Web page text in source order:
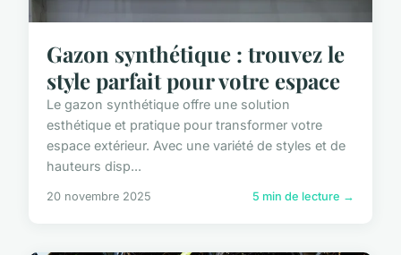
Gazon synthétique : trouvez le
style parfait pour votre espace
Le gazon synthétique offre une solution
esthétique et pratique pour transformer votre
espace extérieur. Avec une variété de styles et de
hauteurs disp...
20 novembre 2025 5 min de lecture →